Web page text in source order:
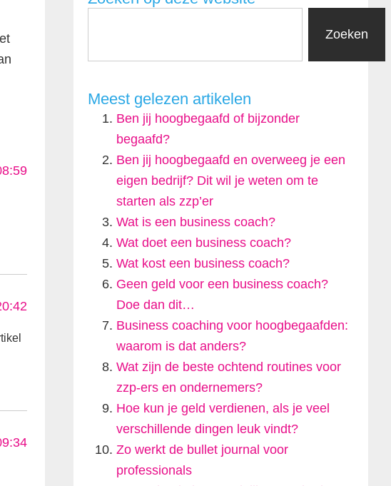
Zoeken
Meest gelezen artikelen
Ben jij hoogbegaafd of bijzonder
begaafd?
Ben jij hoogbegaafd en overweeg je een
eigen bedrijf? Dit wil je weten om te
starten als zzp’er
Wat is een business coach?
Wat doet een business coach?
Wat kost een business coach?
Geen geld voor een business coach?
Doe dan dit…
Business coaching voor hoogbegaafden:
waarom is dat anders?
Wat zijn de beste ochtend routines voor
zzp-ers en ondernemers?
Hoe kun je geld verdienen, als je veel
verschillende dingen leuk vindt?
Zo werkt de bullet journal voor
professionals